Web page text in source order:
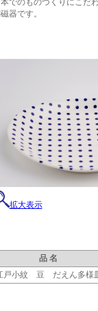
本でのものづくりにこだ
器です。
拡大表示
品 名
戸小紋 豆 だえん多様